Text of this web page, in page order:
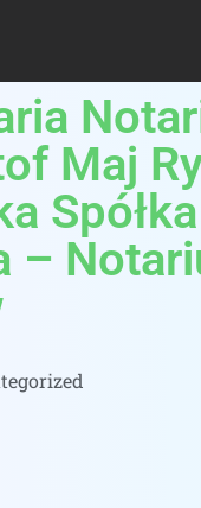
Maj
Spółka
–